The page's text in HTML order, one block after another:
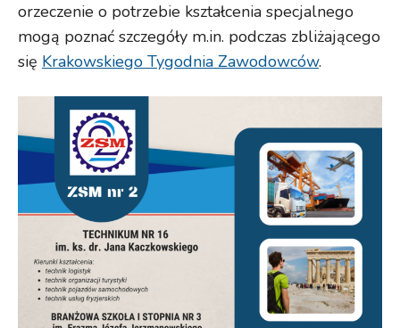
orzeczenie o potrzebie kształcenia specjalnego
mogą poznać szczegóły m.in. podczas zbliżającego
się Krakowskiego Tygodnia Zawodowców.